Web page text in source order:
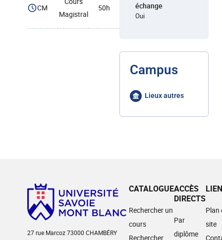
CM
Magistral
50h
échange
Oui
Campus
Lieux autres
27 rue Marcoz 73000 CHAMBÉRY
CATALOGUE
Rechercher un
cours
Rechercher
ACCÈS
DIRECTS
Par
diplôme
Plan
site